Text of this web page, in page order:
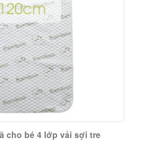
cho bé 4 lớp vải sợi tre